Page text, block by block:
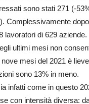
sono stati 271 (-
Complessivamente
lavoratori di 629 aziende.
ultimi mesi non
mesi del 2021 è
sono 13% in meno.
infatti come in questo
con intensità diversa: